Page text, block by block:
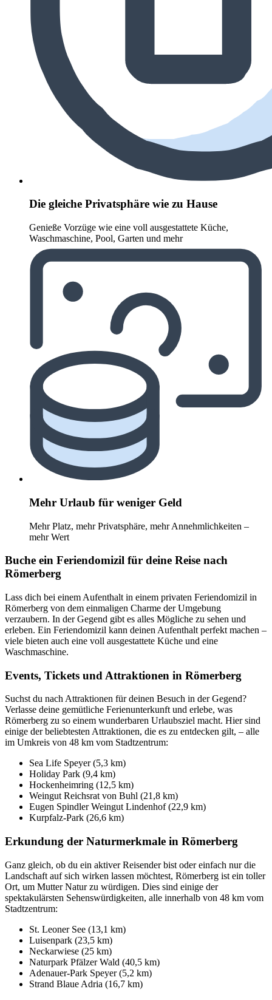
Die gleiche Privatsphäre wie zu Hause
Genieße Vorzüge wie eine voll ausgestattete Küche,
Waschmaschine, Pool, Garten und mehr
Mehr Urlaub für weniger Geld
Mehr Platz, mehr Privatsphäre, mehr Annehmlichkeiten –
mehr Wert
Buche ein Feriendomizil für deine Reise nach
Römerberg
Lass dich bei einem Aufenthalt in einem privaten Feriendomizil in
Römerberg von dem einmaligen Charme der Umgebung
verzaubern. In der Gegend gibt es alles Mögliche zu sehen und
erleben. Ein Feriendomizil kann deinen Aufenthalt perfekt machen –
viele bieten auch eine voll ausgestattete Küche und eine
Waschmaschine.
Events, Tickets und Attraktionen in Römerberg
Suchst du nach Attraktionen für deinen Besuch in der Gegend?
Verlasse deine gemütliche Ferienunterkunft und erlebe, was
Römerberg zu so einem wunderbaren Urlaubsziel macht. Hier sind
einige der beliebtesten Attraktionen, die es zu entdecken gilt, – alle
im Umkreis von 48 km vom Stadtzentrum:
Sea Life Speyer (5,3 km)
Holiday Park (9,4 km)
Hockenheimring (12,5 km)
Weingut Reichsrat von Buhl (21,8 km)
Eugen Spindler Weingut Lindenhof (22,9 km)
Kurpfalz-Park (26,6 km)
Erkundung der Naturmerkmale in Römerberg
Ganz gleich, ob du ein aktiver Reisender bist oder einfach nur die
Landschaft auf sich wirken lassen möchtest, Römerberg ist ein toller
Ort, um Mutter Natur zu würdigen. Dies sind einige der
spektakulärsten Sehenswürdigkeiten, alle innerhalb von 48 km vom
Stadtzentrum:
St. Leoner See (13,1 km)
Luisenpark (23,5 km)
Neckarwiese (25 km)
Naturpark Pfälzer Wald (40,5 km)
Adenauer-Park Speyer (5,2 km)
Strand Blaue Adria (16,7 km)